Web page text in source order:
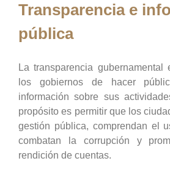
Transparencia e
pública
La transparencia
los gobiernos de hacer
información sobre sus
propósito es permitir que los
gestión pública, comprendan el
combatan la corrupción y
rendición de cuentas.